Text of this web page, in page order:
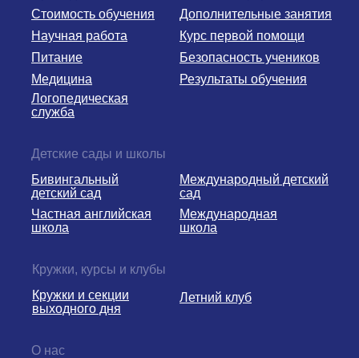
Результаты обучения
Безопасность учеников
Курс первой помощи
Научная работа
Дополнительные занятия
Логопедическая
служба
Медицина
Питание
Стоимость обучения
О нас
Международная
школа
Частная английская
школа
Международный детский
сад
Бивингальный
детский сад
Детские сады и школы
Кружки и секции
выходного дня
Летний клуб
Кружки, курсы и клубы